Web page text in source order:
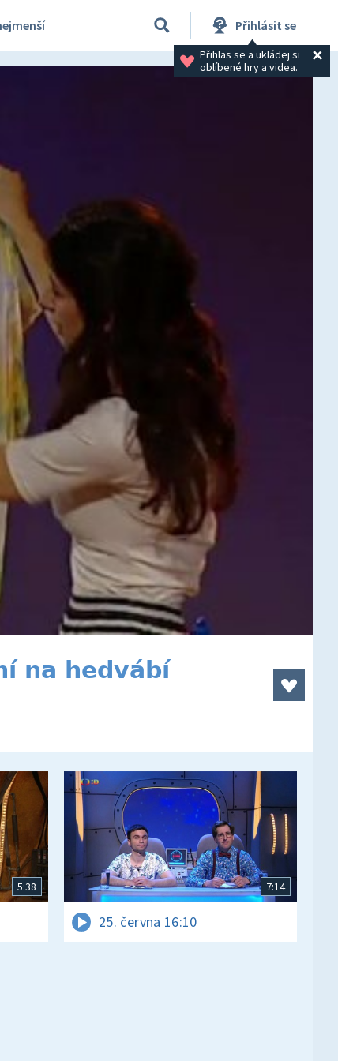
Přihlásit se
Přihlas se a ukládej si
oblíbené hry a videa.
na hedvábí
5:38 7:14
25. června 16:10